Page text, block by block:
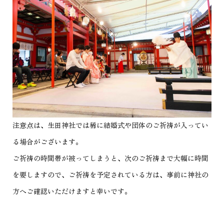
注意点は、生田神社では稀に結婚式や団体のご祈祷が入ってい
る場合がございます。
ご祈祷の時間帯が被ってしまうと、次のご祈祷まで大幅に時間
を要しますので、ご祈祷を予定されている方は、事前に神社の
方へご確認いただけますと幸いです。